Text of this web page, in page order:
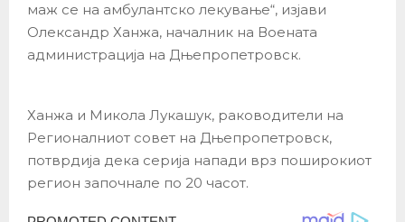
маж се на амбулантско лекување“, изјави
Олександр Ханжа, началник на Воената
администрација на Дњепропетровск.
Ханжа и Микола Лукашук, раководители на
Регионалниот совет на Дњепропетровск,
потврдија дека серија напади врз поширокиот
регион започнале по 20 часот.